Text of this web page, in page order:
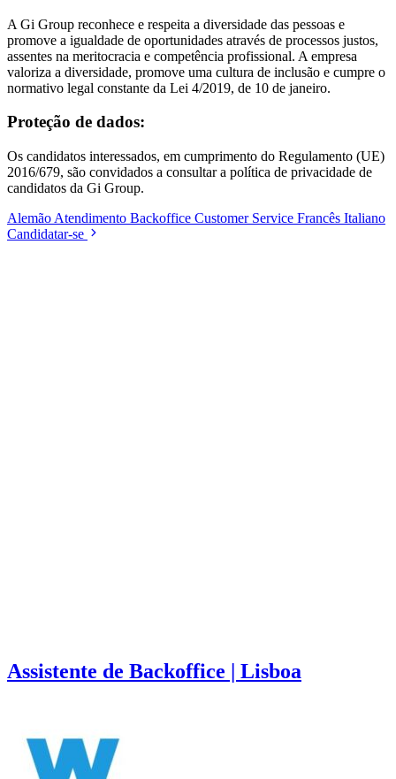
A Gi Group reconhece e respeita a diversidade das pessoas e
promove a igualdade de oportunidades através de processos justos,
assentes na meritocracia e competência profissional. A empresa
valoriza a diversidade, promove uma cultura de inclusão e cumpre o
normativo legal constante da Lei 4/2019, de 10 de janeiro.
Proteção de dados:
Os candidatos interessados, em cumprimento do Regulamento (UE)
2016/679, são convidados a consultar a política de privacidade de
candidatos da Gi Group.
Alemão Atendimento Backoffice Customer Service Francês Italiano
Candidatar-se
Assistente de Backoffice | Lisboa